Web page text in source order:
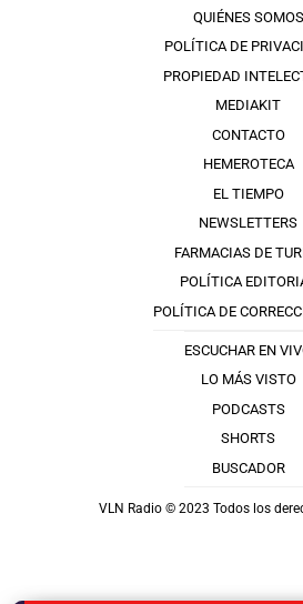
QUIÉNES SOMOS
POLÍTICA DE
PROPIEDAD
MEDIAKIT
CONTACTO
HEMEROTECA
EL TIEMPO
NEWSLETTERS
FARMACIAS DE
POLÍTICA
POLÍTICA DE
ESCUCHAR EN
LO MÁS VISTO
PODCASTS
SHORTS
BUSCADOR
VLN Radio © 2023 Todos los